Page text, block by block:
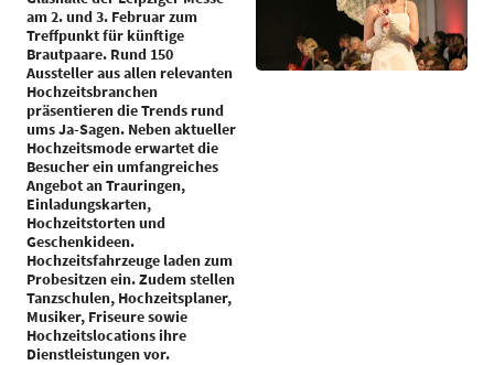
am 2. und 3. Februar zum
Treffpunkt für künftige
Brautpaare. Rund 150
Aussteller aus allen relevanten
Hochzeitsbranchen
präsentieren die Trends rund
ums Ja-Sagen. Neben aktueller
Hochzeitsmode erwartet die
Besucher ein umfangreiches
Angebot an Trauringen,
Einladungskarten,
Hochzeitstorten und
Geschenkideen.
Hochzeitsfahrzeuge laden zum
Probesitzen ein. Zudem stellen
Tanzschulen, Hochzeitsplaner,
Musiker, Friseure sowie
Hochzeitslocations ihre
Dienstleistungen vor.